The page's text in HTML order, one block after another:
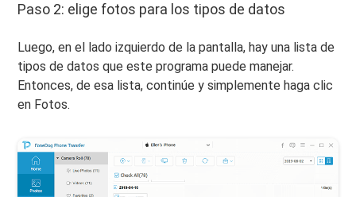
Paso 2: elige fotos para los tipos de datos
Luego, en el lado izquierdo de la pantalla, hay una lista de
tipos de datos que este programa puede manejar.
Entonces, de esa lista, continúe y simplemente haga clic
en Fotos.